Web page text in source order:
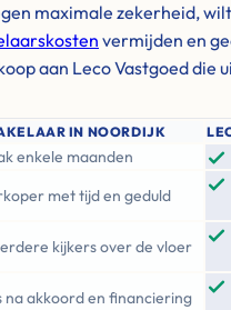
maximale zekerheid,
vermijden en
aan Leco Vastgoed die
IN NOORDIJK
enkele maanden
met tijd en geduld
kijkers over de vloer
na akkoord en financiering